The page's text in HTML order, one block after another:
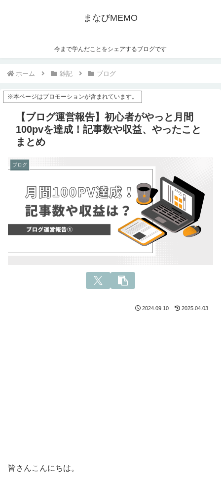
まなびMEMO
今まで学んだことをシェアするブログです
ホーム 雑記 ブログ
※本ページはプロモーションが含まれています。
【ブログ運営報告】初心者がやっと月間
100pvを達成！記事数や収益、やったこと
まとめ
ブログ
2024.09.10 2025.04.03
皆さんこんにちは。